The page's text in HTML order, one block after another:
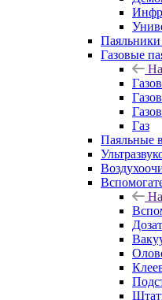
Паяльники
Газовые
Газ
Паяльные